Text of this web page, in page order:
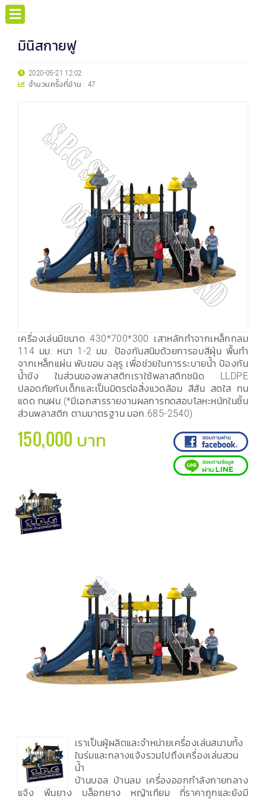
มินิสกายฟู
2020-05-21 12:02
จำนวนครั้งที่อ่าน : 47
เครื่องเล่นมีขนาด 430*700*300 เสาหลักทำจากเหล็กกลม
114 มม. หนา 1-2 มม. ป้องกันสนิมด้วยการอบสีฝุ่น พื้นทำ
จากเหล็กแผ่น พับขอบ ฉลุรู เพื่อช่วยในการระบายน้ำ ป้องกัน
น้ำขัง ในส่วนของพลาสติกเราใช้พลาสติกชนิด LLDPE
ปลอดภัยกับเด็กและเป็นมิตรต่อสิ่งแวดล้อม สีสัน สดใส ทน
แดด ทนฝน (*มีเอกสารรายงานผลการทดสอบโลหะหนักในชิ้น
ส่วนพลาสติก ตามมาตรฐาน มอก.685-2540)
150,000 บาท
เราเป็นผู้ผลิตและจำหน่ายเครื่องเล่นสนามทั้ง
ในร่มและกลางแจ้งรวมไปถึงเครื่องเล่นสวน
น้ำ
บ้านบอล บ้านลม เครื่องออกกำลังกายกลาง
แจ้ง พื้นยาง บล็อกยาง หญ้าเทียม ที่ราคาถูกและยังมี